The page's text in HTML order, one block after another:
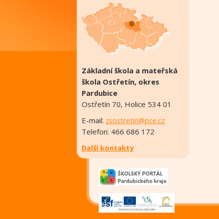
Základní škola a mateřská
škola Ostřetín, okres
Pardubice
Ostřetín 70, Holice 534 01
E-mail: zsostretin@pce.cz
Telefon: 466 686 172
Další kontakty